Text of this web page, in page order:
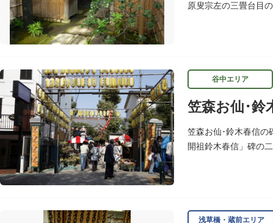
原叟宗左の三畳台目
谷中エリア
笠森お仙･鈴
笠森お仙･鈴木春信の
開祖鈴木春信」碑の
浅草橋・蔵前エリア